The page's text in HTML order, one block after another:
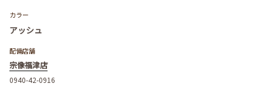
カラー
アッシュ
配備店舗
宗像福津店
0940-42-0916